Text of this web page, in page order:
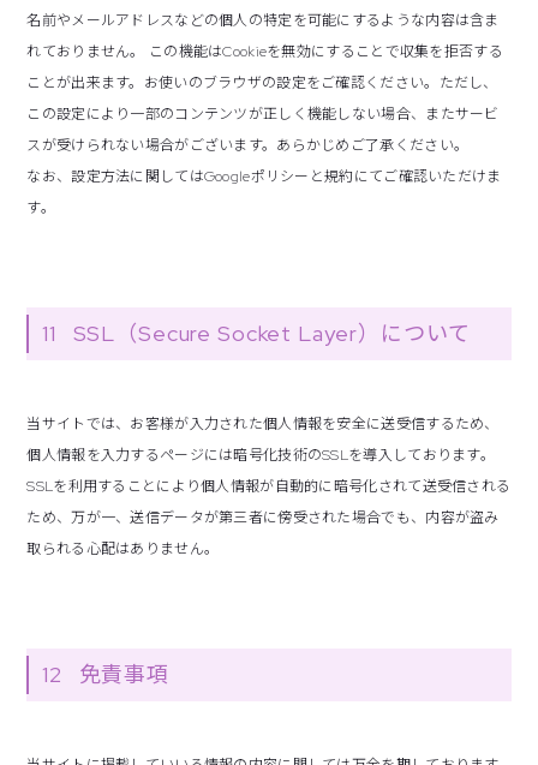
名前やメールアドレスなどの個人の特定を可能にするような内容は含ま
れておりません。 この機能はCookieを無効にすることで収集を拒否する
ことが出来ます。お使いのブラウザの設定をご確認ください。ただし、
この設定により一部のコンテンツが正しく機能しない場合、またサービ
スが受けられない場合がございます。あらかじめご了承ください。
なお、設定方法に関してはGoogleポリシーと規約にてご確認いただけま
す。
11 SSL（Secure Socket Layer）について
当サイトでは、お客様が入力された個人情報を安全に送受信するため、
個人情報を入力するページには暗号化技術のSSLを導入しております。
SSLを利用することにより個人情報が自動的に暗号化されて送受信される
ため、万が一、送信データが第三者に傍受された場合でも、内容が盗み
取られる心配はありません。
12 免責事項